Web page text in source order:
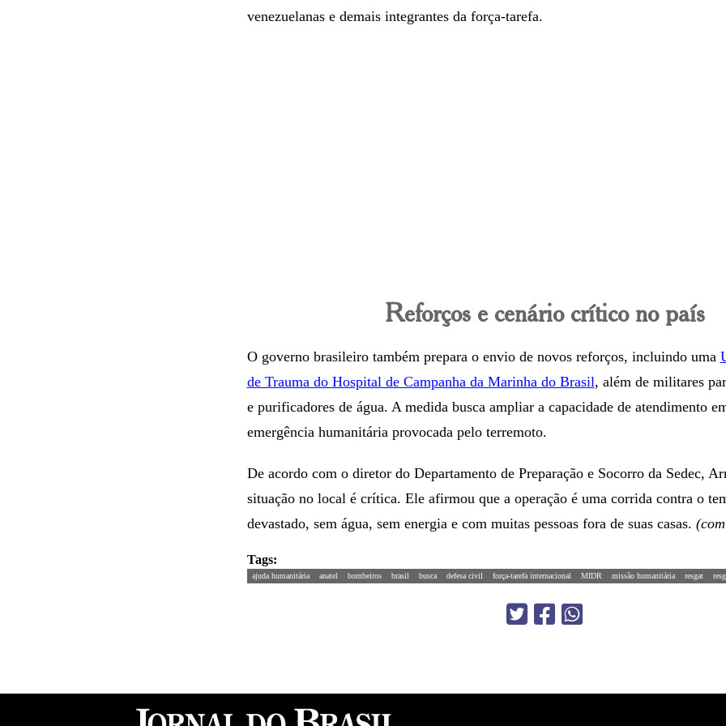
venezuelanas e demais integrantes da força-tarefa.
Reforços e cenário crítico no país
O governo brasileiro também prepara o envio de novos reforços, incluindo uma
de Trauma do Hospital de Campanha da Marinha do Brasil, além de militares
e purificadores de água. A medida busca ampliar a capacidade de atendimento
emergência humanitária provocada pelo terremoto.
De acordo com o diretor do Departamento de Preparação e Socorro da Sedec,
situação no local é crítica. Ele afirmou que a operação é uma corrida contra o
devastado, sem água, sem energia e com muitas pessoas fora de suas casas.
Tags:
ajuda humanitária anatel bombeiros brasil busca defesa civil força-tarefa internacional MIDR missão humanitária resgat